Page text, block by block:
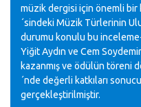
müzik dergisi için önemli bir
´sindeki Müzik Türlerinin
durumu konulu bu
Yiğit Aydın ve Cem
kazanmış ve ödülün töreni
´nde değerli katkıları
gerçekleştirilmiştir.